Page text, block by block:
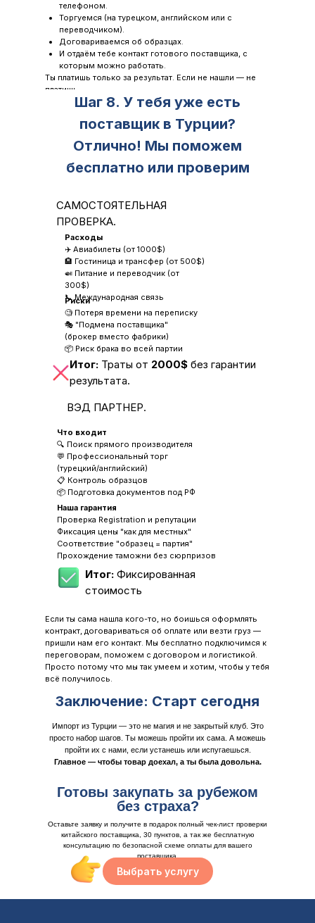
телефоном.
Торгуемся (на турецком, английском или с
переводчиком).
Договариваемся об образцах.
И отдаём тебе контакт готового поставщика, с
которым можно работать.
Ты платишь только за результат. Если не нашли — не
платишь.
Шаг 8. У тебя уже есть
поставщик в Турции?
Отлично! Мы поможем
бесплатно или проверим
Расходы
✈️ Авиабилеты (от 1000$)
🏨 Гостиница и трансфер (от 500$)
🍛 Питание и переводчик (от
300$)
📞 Международная связь
Что входит
🔍 Поиск прямого производителя
💬 Профессиональный торг
(турецкий/английский)
📋 Контроль образцов
📦 Подготовка документов под РФ
Наша гарантия
Проверка Registration и репутации
Фиксация цены "как для местных"
Соответствие "образец = партия"
Прохождение таможни без сюрпризов
Риски
🧐 Потеря времени на переписку
🎭 "Подмена поставщика"
(брокер вместо фабрики)
📦 Риск брака во всей партии
САМОСТОЯТЕЛЬНАЯ
ПРОВЕРКА.
Итог: Траты от 2000$ без гарантии
результата.
Итог: Фиксированная
стоимость
ВЭД ПАРТНЕР.
Если ты сама нашла кого-то, но боишься оформлять
контракт, договариваться об оплате или везти груз —
пришли нам его контакт. Мы бесплатно подключимся к
переговорам, поможем с договором и логистикой.
Просто потому что мы так умеем и хотим, чтобы у тебя
всё получилось.
Заключение: Старт сегодня
Импорт из Турции — это не магия и не закрытый клуб. Это
просто набор шагов. Ты можешь пройти их сама. А можешь
пройти их с нами, если устанешь или испугаешься.
Главное — чтобы товар доехал, а ты была довольна.
Готовы закупать за рубежом
без страха?
Оставьте заявку и получите в подарок полный чек-лист проверки
китайского поставщика, 30 пунктов, а так же бесплатную
консультацию по безопасной схеме оплаты для вашего
поставщика.
Выбрать услугу